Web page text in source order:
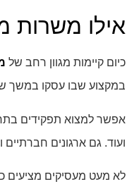
אילו משרות
כיום קיימות מגוון רחב של
במקצוע שבו עסקו במשך
אפשר למצוא תפקידים
ועוד. גם ארגונים
לא מעט מעסיקים מציעים